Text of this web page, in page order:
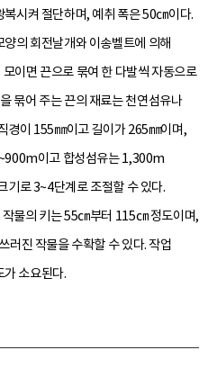
시켜 절단하며, 예취 폭은 50㎝이다.
의 회전날개와 이송벨트에 의해
이면 끈으로 묶여 한 다발씩 자동으로
묶어 주는 끈의 재료는 천연섬유나
경이 155㎜이고 길이가 265㎜이며,
이고 합성섬유는 1,300m
기로 3~4단계로 조절할 수 있다.
물의 키는 55㎝부터 115㎝ 정도이며,
러진 작물을 수확할 수 있다. 작업
소요된다.